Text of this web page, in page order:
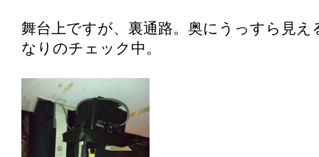
舞台上ですが、裏通路。奥にうっすら見え
なりのチェック中。